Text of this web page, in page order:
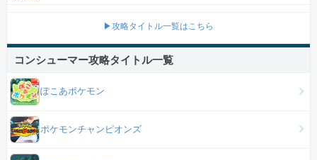
▶攻略タイトル一覧はこちら
コンシューマー攻略タイトル一覧
ぽこあポケモン
ポケモンチャンピオンズ